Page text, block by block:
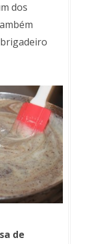
dos
de